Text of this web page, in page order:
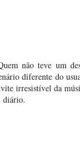
não teve um
diferente do
irresistível da
diário.